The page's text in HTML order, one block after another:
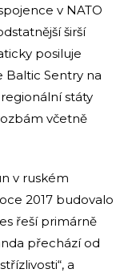
v NATO
širší
posiluje
Baltic Sentry na
státy
včetně
v ruském
2017 budovalo
řeší primárně
přechází od
a